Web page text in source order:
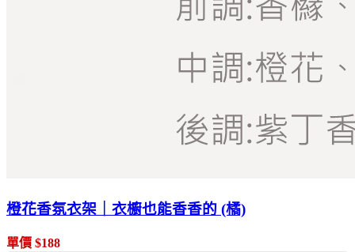
橙花香氛衣架｜衣櫥也能香香的 (橘)
單價 $188